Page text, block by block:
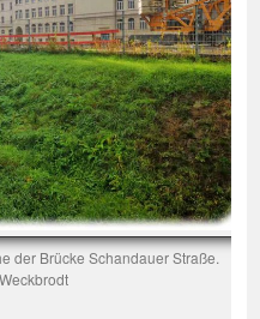
der Brücke Schandauer Straße.